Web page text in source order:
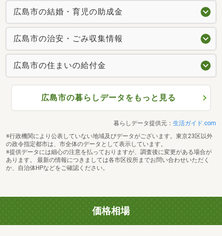
広島市の結婚・育児の助成金
広島市の治安・ごみ収集情報
広島市の住まいの給付金
広島市の暮らしデータをもっと見る
暮らしデータ提供元： 生活ガイド.com
※行政機関により公表していない地域及びデータがございます。東京23区以外
の政令指定都市は、市全体のデータとして表示しています。
※提供データには細心の注意を払っておりますが、調査後に変更がある場合が
あります。 最新の情報につきましては各市区役所までお問い合わせいただく
か、自治体HPなどをご確認ください。
価格相場